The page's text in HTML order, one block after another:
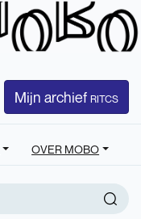
Mijn archief RITCS
OVER MOBO